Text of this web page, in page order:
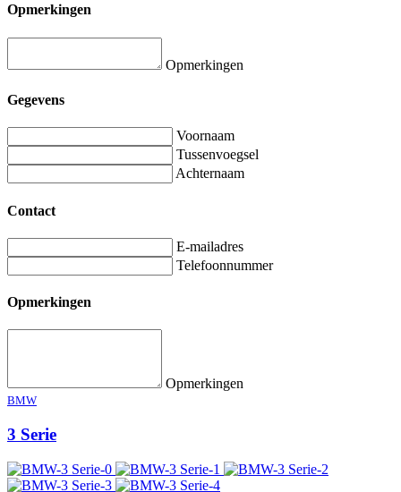
Opmerkingen
Opmerkingen
Gegevens
Voornaam
Tussenvoegsel
Achternaam
Contact
E-mailadres
Telefoonnummer
Opmerkingen
Opmerkingen
BMW
3 Serie